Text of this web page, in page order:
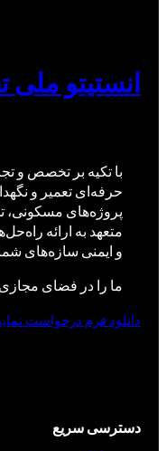
انستیتو ملی
با تکیه بر تخصص و
حرفه‌ای تعمیر و
پروژه‌های مسکونی،
متعهد به ارائه
و ایمنی سازه‌های
ما را در فضای مجازی
دانلود فرم درخواست
دسترسی سریع